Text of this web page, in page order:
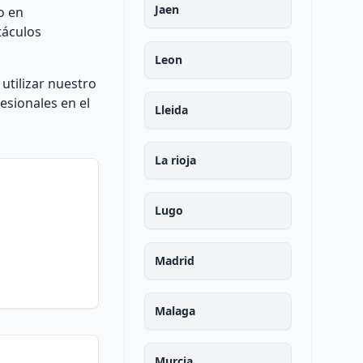
en
utilizar nuestro
en el
Jaen
Leon
Lleida
La rioja
Lugo
Madrid
Malaga